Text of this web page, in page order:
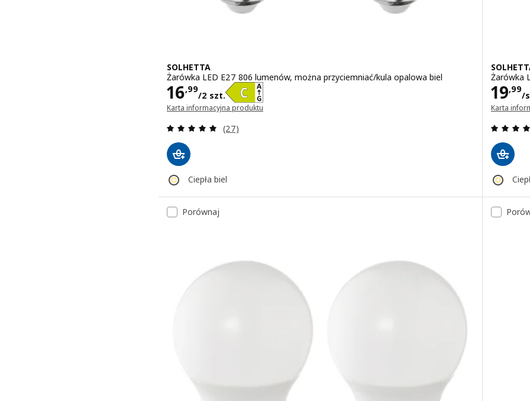
SOLHETTA
Żarówka LED E27 806 lumenów, można przyciemniać/kula opalowa biel
16,99
/2 szt.
Cena 16,99/2 szt.
Karta informacyjna produktu
Recenzja: 4.9 z 5 gwiazdki. Łączna liczba recenzji:
(27)
Ciepła biel
Żarówka
19,99
/
Karta
Porównaj